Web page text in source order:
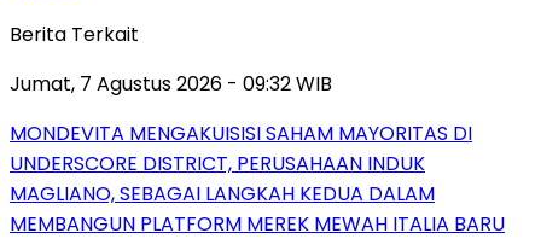
Berita Terkait
Jumat, 7 Agustus 2026 - 09:32 WIB
MONDEVITA MENGAKUISISI SAHAM MAYORITAS DI
UNDERSCORE DISTRICT, PERUSAHAAN INDUK
MAGLIANO, SEBAGAI LANGKAH KEDUA DALAM
MEMBANGUN PLATFORM MEREK MEWAH ITALIA BARU